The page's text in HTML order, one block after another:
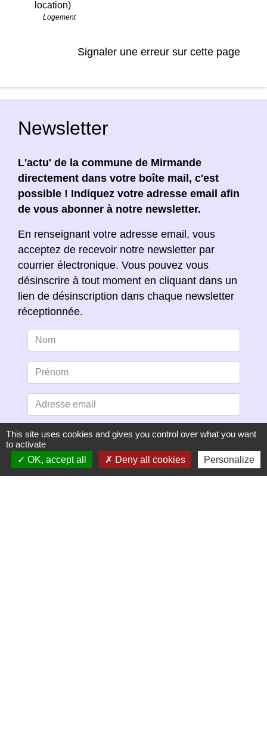
location)
Logement
Signaler une erreur sur cette page
Newsletter
L'actu' de la commune de Mirmande
directement dans votre boîte mail, c'est
possible ! Indiquez votre adresse email afin
de vous abonner à notre newsletter.
En renseignant votre adresse email, vous
acceptez de recevoir notre newsletter par
courrier électronique. Vous pouvez vous
désinscrire à tout moment en cliquant dans un
lien de désinscription dans chaque newsletter
réceptionnée.
This site uses cookies and gives you control over what you want
to activate
OK, accept all
Deny all cookies Personalize